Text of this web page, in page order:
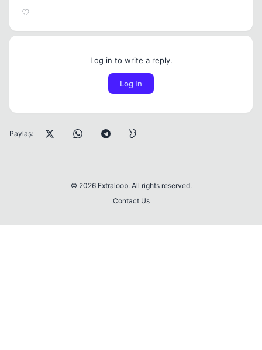
Log in to write a reply.
Log In
Paylaş:
© 2026 Extraloob. All rights reserved.
Contact Us